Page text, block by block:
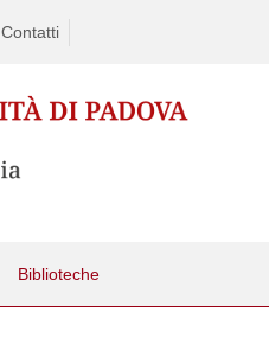
Contatti
Biblioteche